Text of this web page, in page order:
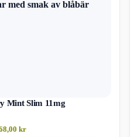
Mint Slim 11mg
kr